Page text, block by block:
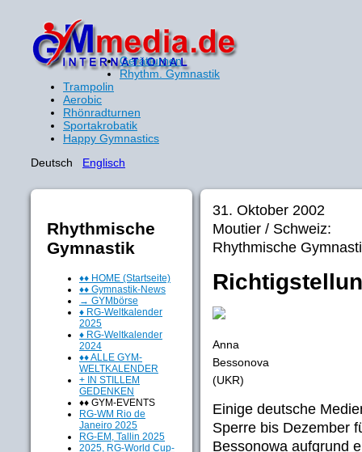
Gerätturnen
Rhythm. Gymnastik
Trampolin
Aerobic
Rhönradturnen
Sportakrobatik
Happy Gymnastics
Deutsch Englisch
Rhythmische
Gymnastik
♦♦ HOME (Startseite)
♦♦ Gymnastik-News
→ GYMbörse
♦ RG-Weltkalender
2025
♦ RG-Weltkalender
2024
♦♦ ALLE GYM-
WELTKALENDER
+ IN STILLEM
GEDENKEN
♦♦ GYM-EVENTS
RG-WM Rio de
Janeiro 2025
RG-EM, Tallin 2025
2025, RG-World Cup-
31. Oktober 2002
Moutier / Schweiz:
Rhythmische
Anna
Bessonova
(UKR)
Einige deutsche
Sperre bis Dezember
Bessonowa aufgrund